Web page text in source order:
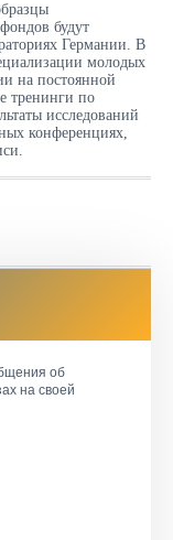
будут
Германии. В
молодых
на постоянной
тренинги по
исследований
конференциях,
об
на своей